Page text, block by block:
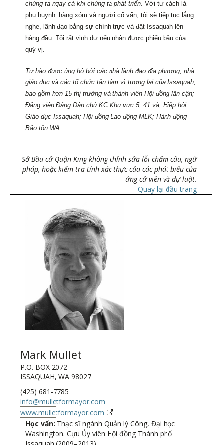
chúng ta ngay cả khi chúng ta phát triển. Với tư cách là
phụ huynh, hàng xóm và người cố vấn, tôi sẽ tiếp tục lắng
nghe, lãnh đạo bằng sự chính trực và đặt Issaquah lên
hàng đầu. Tôi rất vinh dự nếu nhận được phiếu bầu của
quý vị.
Tự hào được ủng hộ bởi các nhà lãnh đạo địa phương, nhà
giáo dục và các tổ chức tận tâm vì tương lai của Issaquah,
bao gồm hơn 15 thị trưởng và thành viên Hội đồng lân cận;
Đảng viên Đảng Dân chủ KC Khu vực 5, 41 và; Hiệp hội
Giáo dục Issaquah; Hội đồng Lao động MLK; Hành động
Bảo tồn WA.
Sở Bầu cử Quận King không chỉnh sửa lỗi chấm câu, ngữ
pháp, hoặc kiểm tra tính xác thực của các phát biểu của
ứng cử viên và dự luật.
Quay lại đầu trang
Mark Mullet
P.O. BOX 2072
ISSAQUAH, WA 98027
(425) 681-7785
info@mulletformayor.com
www.mulletformayor.com
Học vấn: Thạc sĩ ngành Quản lý Công, Đại học
Washington. Cựu Ủy viên Hội đồng Thành phố
Issaquah (2009–2013).